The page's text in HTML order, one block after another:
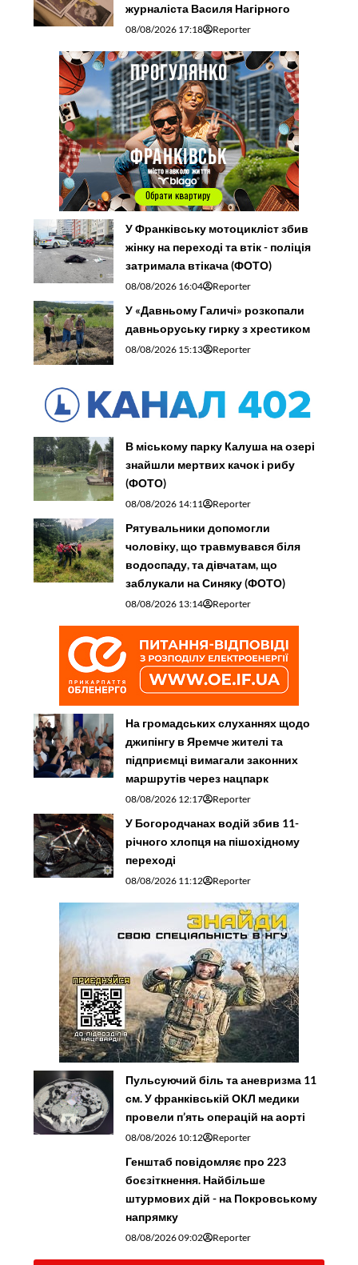
журналіста Василя Нагірного
08/08/2026 17:18 Reporter
У Франківську мотоцикліст збив
жінку на переході та втік - поліція
затримала втікача (ФОТО)
08/08/2026 16:04 Reporter
У «Давньому Галичі» розкопали
давньоруську гирку з хрестиком
08/08/2026 15:13 Reporter
В міському парку Калуша на озері
знайшли мертвих качок і рибу
(ФОТО)
08/08/2026 14:11 Reporter
Рятувальники допомогли
чоловіку, що травмувався біля
водоспаду, та дівчатам, що
заблукали на Синяку (ФОТО)
08/08/2026 13:14 Reporter
На громадських слуханнях щодо
джипінгу в Яремче житeлі та
підприємці вимагали законних
маршрутів через нацпарк
08/08/2026 12:17 Reporter
У Богородчанах водій збив 11-
річного хлопця на пішохідному
переході
08/08/2026 11:12 Reporter
Пульсуючий біль та аневризма 11
см. У франківській ОКЛ медики
провели п’ять операцій на аорті
08/08/2026 10:12 Reporter
Генштаб повідомляє про 223
боєзіткнення. Найбільше
штурмових дій - на Покровському
напрямку
08/08/2026 09:02 Reporter